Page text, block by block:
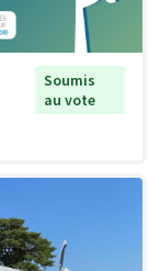
Soumis
au vote